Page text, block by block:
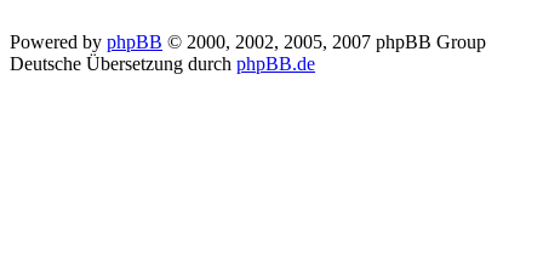
Powered by phpBB © 2000, 2002, 2005, 2007 phpBB Group
Deutsche Übersetzung durch phpBB.de